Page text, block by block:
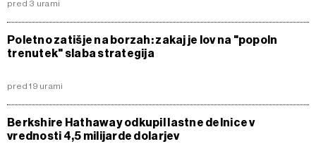
pred 3 urami
Poletno zatišje na borzah: zakaj je lov na "popoln
trenutek" slaba strategija
pred 19 urami
Berkshire Hathaway odkupil lastne delnice v
vrednosti 4,5 milijarde dolarjev